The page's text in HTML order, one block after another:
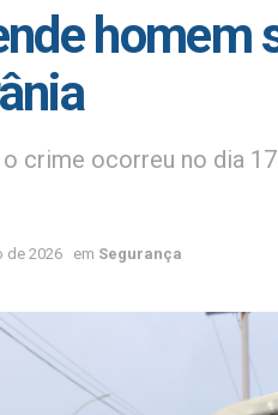
homem
crime ocorreu no dia
de 2026 em Segurança